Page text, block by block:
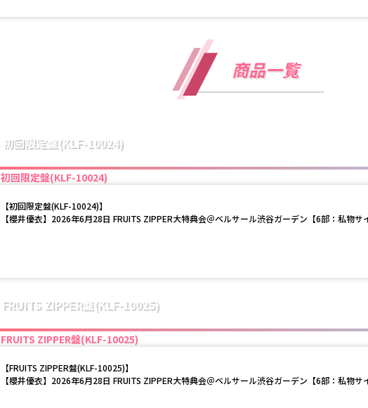
商品一覧
初回限定盤(KLF-10024)
初回限定盤(KLF-10024)
【初回限定盤(KLF-10024)】
【櫻井優衣】2026年6月28日 FRUITS ZIPPER大特典会＠ベルサール渋谷ガーデン【6部：私物
FRUITS ZIPPER盤(KLF-10025)
FRUITS ZIPPER盤(KLF-10025)
【FRUITS ZIPPER盤(KLF-10025)】
【櫻井優衣】2026年6月28日 FRUITS ZIPPER大特典会＠ベルサール渋谷ガーデン【6部：私物